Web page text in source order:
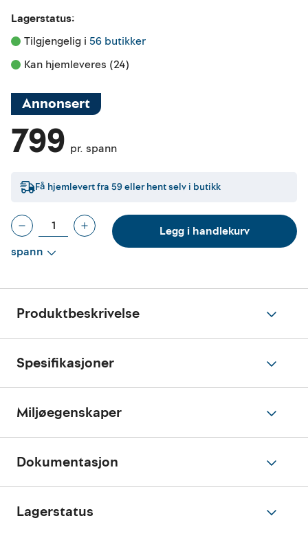
Lagerstatus:
Tilgjengelig i 56 butikker
Kan hjemleveres (24)
Annonsert
799 pr. spann
Få hjemlevert fra 59eller hent selv i butikk
spann
Legg i handlekurv
Produktbeskrivelse
Spesifikasjoner
Miljøegenskaper
Dokumentasjon
Lagerstatus